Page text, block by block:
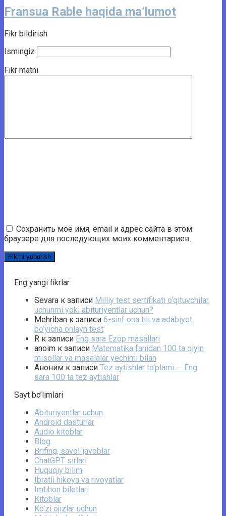
Fransua Rable haqida ma’lumot
Fikr bildirish
Ismingiz
Fikr matni
Сохранить моё имя, email и адрес сайта в этом
браузере для последующих моих комментариев.
Eng yangi fikrlar
Sevara к записи Milliy test sertifikati o‘qituvchilar
uchunmi yoki abituriyentlar uchun?
Mehriban к записи 6-sinf ona tili va adabiyot
bo‘yicha onlayn test
R к записи Eng sara Ezop masallari
anoim к записи Matematika fanidan 100 ta qiyin
misollar va masalalar yechimi bilan
Аноним к записи Tez aytishlar to‘plami — Eng
sara 100 ta tez aytishlar
Sayt bo’limlari
Abituriyentlar uchun
Android dasturlar
Audio kitoblar
Blog
Brifing, savol-javoblar
ChatGPT sirlari
Huquqiy bilim
Ibratli hikoya va rivoyatlar
Imtihon biletlari
Kitoblar
Ko‘zi ojizlar uchun